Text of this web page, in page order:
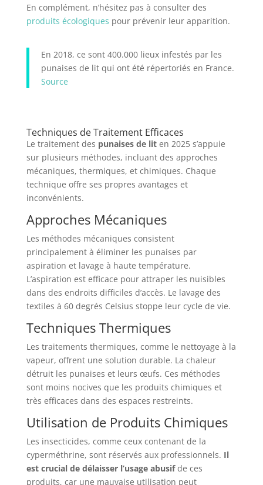
En complément, n’hésitez pas à consulter des
produits écologiques pour prévenir leur apparition.
En 2018, ce sont 400.000 lieux infestés par les
punaises de lit qui ont été répertoriés en France.
Source
Techniques de Traitement Efficaces
Le traitement des punaises de liten 2025 s’appuie
sur plusieurs méthodes, incluant des approches
mécaniques, thermiques, et chimiques. Chaque
technique offre ses propres avantages et
inconvénients.
Approches Mécaniques
Les méthodes mécaniques consistent
principalement à éliminer les punaises par
aspiration et lavage à haute température.
L’aspiration est efficace pour attraper les nuisibles
dans des endroits difficiles d’accès. Le lavage des
textiles à 60 degrés Celsius stoppe leur cycle de vie.
Techniques Thermiques
Les traitements thermiques, comme le nettoyage à la
vapeur, offrent une solution durable. La chaleur
détruit les punaises et leurs œufs. Ces méthodes
sont moins nocives que les produits chimiques et
très efficaces dans des espaces restreints.
Utilisation de Produits Chimiques
Les insecticides, comme ceux contenant de la
cyperméthrine, sont réservés aux professionnels. Il
est crucial de délaisser l’usage abusifde ces
produits, car une mauvaise utilisation peut